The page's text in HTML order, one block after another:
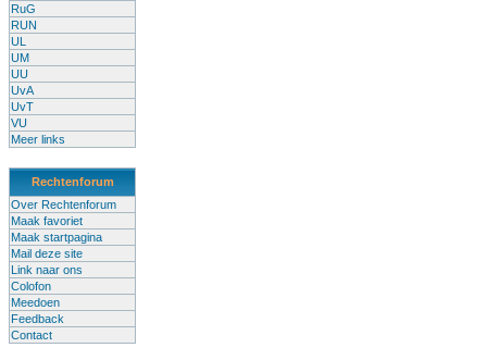
RuG
RUN
UL
UM
UU
UvA
UvT
VU
Meer links
Rechtenforum
Over Rechtenforum
Maak favoriet
Maak startpagina
Mail deze site
Link naar ons
Colofon
Meedoen
Feedback
Contact